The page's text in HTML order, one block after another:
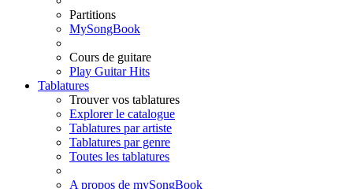
Partitions
MySongBook
Cours de guitare
Play Guitar Hits
Tablatures
Trouver vos tablatures
Explorer le catalogue
Tablatures par artiste
Tablatures par genre
Toutes les tablatures
A propos de mySongBook